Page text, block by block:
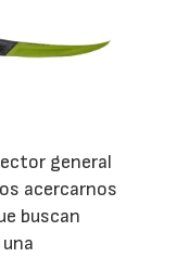
general
acercarnos
buscan